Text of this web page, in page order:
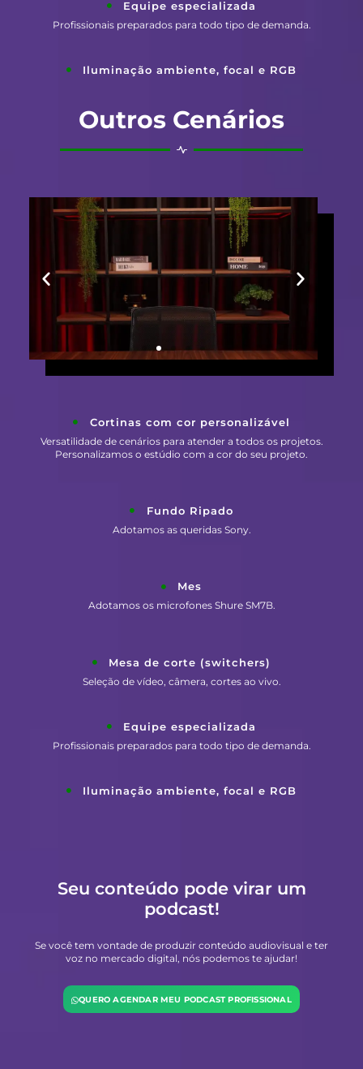
Equipe especializada
Profissionais preparados para todo tipo de demanda.
Iluminação ambiente, focal e RGB
Outros Cenários
Cortinas com cor personalizável
Versatilidade de cenários para atender a todos os projetos.
Personalizamos o estúdio com a cor do seu projeto.
Fundo Ripado
Adotamos as queridas Sony.
Mes
Adotamos os microfones Shure SM7B.
Mesa de corte (switchers)
Seleção de vídeo, câmera, cortes ao vivo.
Equipe especializada
Profissionais preparados para todo tipo de demanda.
Iluminação ambiente, focal e RGB
Seu conteúdo pode virar um
podcast!
Se você tem vontade de produzir conteúdo audiovisual e ter
voz no mercado digital, nós podemos te ajudar!
QUERO AGENDAR MEU PODCAST PROFISSIONAL